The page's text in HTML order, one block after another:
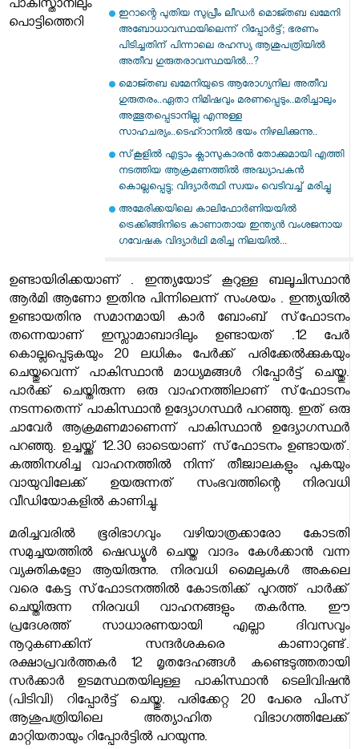
ഇറാന്റെ പുതിയ സുപ്രീം ലീഡർ മൊജ്തബ ഖമേനി
അബോധാവസ്ഥയിലെന്ന് റിപ്പോർട്ട്; ഭരണം
പിടിച്ചതിന് പിന്നാലെ രഹസ്യ ആശുപത്രിയിൽ
അതീവ ഗുരുതരാവസ്ഥയിൽ...?
മൊജ്തബ ഖമേനിയുടെ ആരോഗ്യനില അതീവ
ഗുരുതരം..ഏതാ നിമിഷവും മരണപ്പെടും..മരിച്ചാലും
അത്ഭുതപ്പെടാനില്ല എന്നുള്ള
സാഹചര്യം..ടെഹ്റാനിൽ ഭയം നിഴലിക്കുന്നു..
സ്‌കൂളില്‍ എട്ടാം ക്ലാസുകാരന്‍ തോക്കുമായി എത്തി
നടത്തിയ ആക്രമണത്തില്‍ അദ്ധ്യാപകന്‍
കൊല്ലപ്പെട്ടു; വിദ്യാര്‍ത്ഥി സ്വയം വെടിവച്ച് മരിച്ചു
അമേരിക്കയിലെ കാലിഫോർണിയയിൽ
ട്രെക്കിങ്ങിനിടെ കാണാതായ ഇന്ത്യൻ വംശജനായ
ഗവേഷക വിദ്യാർഥി മരിച്ച നിലയിൽ...
പാകിസ്താനിലും
പൊട്ടിത്തെറി
ഉണ്ടായിരിക്കയാണ് . ഇന്ത്യയോട് കൂറുള്ള ബലൂചിസ്ഥാന്‍
ആര്‍മി ആണോ ഇതിനു പിന്നിലെന്ന് സംശയം . ഇന്ത്യയില്‍
ഉണ്ടായതിനു സമാനമായി കാര്‍ ബോംബ് സ്‌ഫോടനം
തന്നെയാണ് ഇസ്ലാമാബാദിലും ഉണ്ടായത് .12 പേര്‍
കൊല്ലപ്പെടുകയും 20 ലധികം പേര്‍ക്ക് പരിക്കേല്‍ക്കുകയും
ചെയ്തുവെന്ന് പാകിസ്ഥാന്‍ മാധ്യമങ്ങള്‍ റിപ്പോര്‍ട്ട് ചെയ്തു.
പാര്‍ക്ക് ചെയ്തിരുന്ന ഒരു വാഹനത്തിലാണ് സ്‌ഫോടനം
നടന്നതെന്ന് പാകിസ്ഥാന്‍ ഉദ്യോഗസ്ഥര്‍ പറഞ്ഞു. ഇത് ഒരു
ചാവേര്‍ ആക്രമണമാണെന്ന് പാകിസ്ഥാന്‍ ഉദ്യോഗസ്ഥര്‍
പറഞ്ഞു. ഉച്ചയ്ക്ക് 12.30 ഓടെയാണ് സ്‌ഫോടനം ഉണ്ടായത്.
കത്തിനശിച്ച വാഹനത്തില്‍ നിന്ന് തീജ്വാലകളും പുകയും
വായുവിലേക്ക് ഉയരുന്നത് സംഭവത്തിന്റെ നിരവധി
വീഡിയോകളില്‍ കാണിച്ചു.
മരിച്ചവരില്‍ ഭൂരിഭാഗവും വഴിയാത്രക്കാരോ കോടതി
സമുച്ചയത്തില്‍ ഷെഡ്യൂള്‍ ചെയ്ത വാദം കേള്‍ക്കാന്‍ വന്ന
വ്യക്തികളോ ആയിരുന്നു. നിരവധി മൈലുകള്‍ അകലെ
വരെ കേട്ട സ്‌ഫോടനത്തില്‍ കോടതിക്ക് പുറത്ത് പാര്‍ക്ക്
ചെയ്തിരുന്ന നിരവധി വാഹനങ്ങളും തകര്‍ന്നു. ഈ
പ്രദേശത്ത് സാധാരണയായി എല്ലാ ദിവസവും
നൂറുകണക്കിന് സന്ദര്‍ശകരെ കാണാറുണ്ട്.
രക്ഷാപ്രവര്‍ത്തകര്‍ 12 മൃതദേഹങ്ങള്‍ കണ്ടെടുത്തതായി
സര്‍ക്കാര്‍ ഉടമസ്ഥതയിലുള്ള പാകിസ്ഥാന്‍ ടെലിവിഷന്‍
(പിടിവി) റിപ്പോര്‍ട്ട് ചെയ്തു. പരിക്കേറ്റ 20 പേരെ പിംസ്
ആശുപത്രിയിലെ അത്യാഹിത വിഭാഗത്തിലേക്ക്
മാറ്റിയതായും റിപ്പോര്‍ട്ടില്‍ പറയുന്നു.